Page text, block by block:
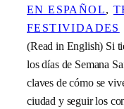
EN ESPAÑOL,
FESTIVIDADES
(Read in English) Si
los días de Semana
claves de cómo se
ciudad y seguir los